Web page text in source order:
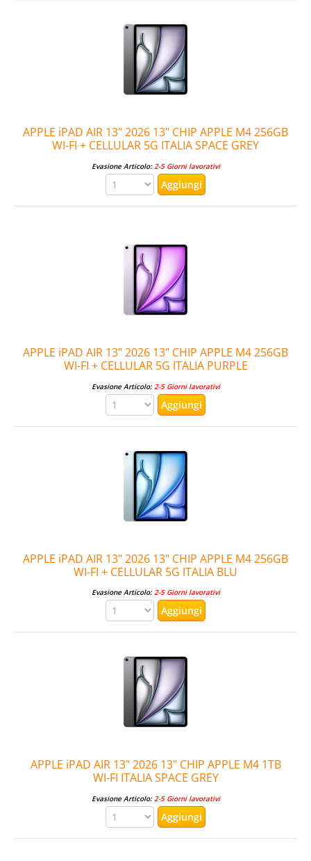
APPLE iPAD AIR 13" 2026 13" CHIP APPLE M4 256GB
WI-FI + CELLULAR 5G ITALIA SPACE GREY
Evasione Articolo:2-5 Giorni lavorativi
APPLE iPAD AIR 13" 2026 13" CHIP APPLE M4 256GB
WI-FI + CELLULAR 5G ITALIA PURPLE
Evasione Articolo:2-5 Giorni lavorativi
APPLE iPAD AIR 13" 2026 13" CHIP APPLE M4 256GB
WI-FI + CELLULAR 5G ITALIA BLU
Evasione Articolo:2-5 Giorni lavorativi
APPLE iPAD AIR 13" 2026 13" CHIP APPLE M4 1TB
WI-FI ITALIA SPACE GREY
Evasione Articolo:2-5 Giorni lavorativi